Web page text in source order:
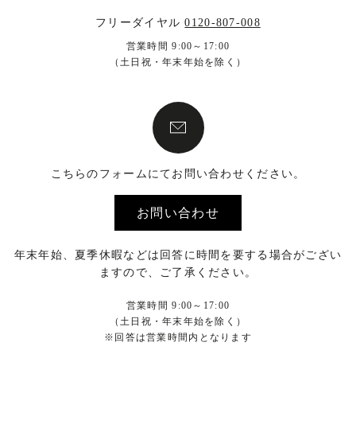
フリーダイヤル0120-807-008
営業時間 9:00～17:00
（土日祝・年末年始を除く）
こちらのフォームにてお問い合わせください。
お問い合わせ
年末年始、夏季休暇などは回答に時間を要する場合がござい
ますので、ご了承ください。
営業時間 9:00～17:00
（土日祝・年末年始を除く）
※回答は営業時間内となります